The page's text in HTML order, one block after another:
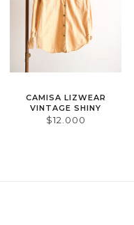
CAMISA LIZWEAR
VINTAGE SHINY
$12.000